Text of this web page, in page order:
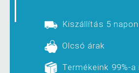
Kiszállítás 5
Olcsó árak
Termékeink 99%-a